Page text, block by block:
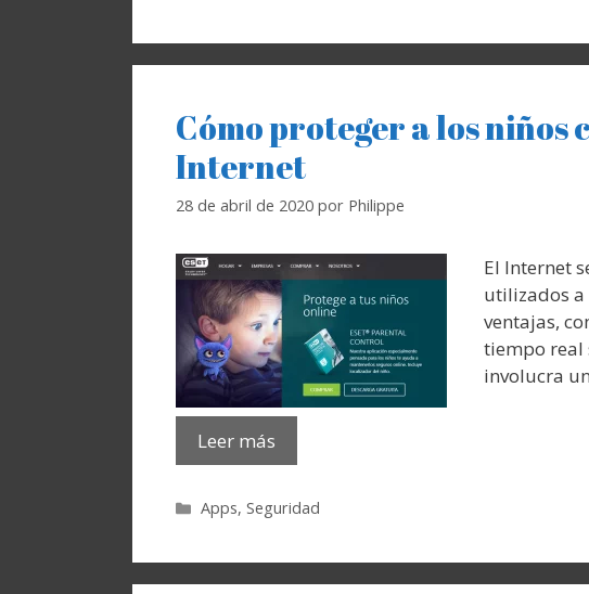
Cómo proteger a los niños
Internet
28 de abril de 2020 por Philippe
El Internet
utilizados
ventajas,
tiempo real
involucra
Leer más
Categorías
Apps,Seguridad